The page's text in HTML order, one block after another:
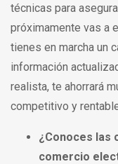
técnicas para
próximamente vas a
tienes en marcha un
información
realista, te ahorrará
competitivo y
¿Conoces las
comercio